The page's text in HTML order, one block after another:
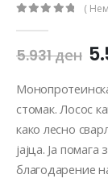
(
5.931ден
стомак. Лосос
како лесно
јајца. Ја
благодарение